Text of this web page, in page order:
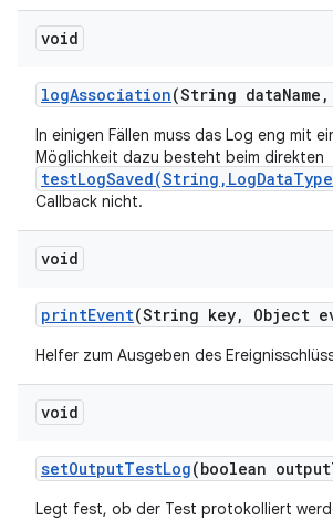
void
logAssociation(String dataName ,
In einigen Fällen muss das Log eng mit
Möglichkeit dazu besteht beim direkten
Callback nicht.
void
printEvent(String key, Object
Helfer zum Ausgeben des
void
setOutputTestLog(boolean output
Legt fest, ob der Test protokolliert